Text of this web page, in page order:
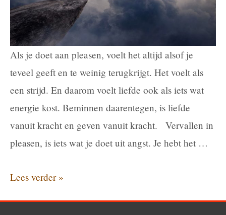
Als je doet aan pleasen, voelt het altijd alsof je
teveel geeft en te weinig terugkrijgt. Het voelt als
een strijd. En daarom voelt liefde ook als iets wat
energie kost. Beminnen daarentegen, is liefde
vanuit kracht en geven vanuit kracht. Vervallen in
pleasen, is iets wat je doet uit angst. Je hebt het …
Pleasen
Lees verder »